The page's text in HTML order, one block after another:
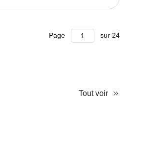
Page sur 24
Tout voir